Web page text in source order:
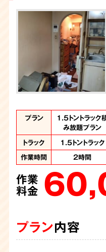
プラン
1.5トントラック
み放題プラン
トラック 1.5トントラック
作業時間
2時間
作業
料金
プラン内容
作業内容
まるごとお片付け
生前整理
トラック 2トントラック
作業時間
3時間
作業
料金
プラン内容
プラン まるごとお片付
トラック
2トンロングトラ
作業時間
5時間
作業
料金
プラン 内容
プラン 不用品回収
トラック
1.5トントラック
作業時間
1時間
作業
料金
プラン 内容